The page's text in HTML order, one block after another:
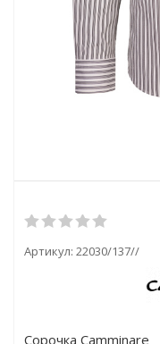
Артикул: 22030/137//
Сорочка Camminare